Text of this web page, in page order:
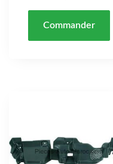
Commander